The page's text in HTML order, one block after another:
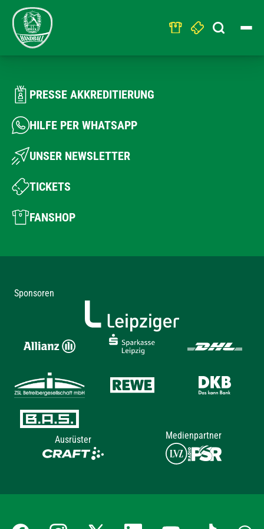
Search
for:
PRESSE AKKREDITIERUNG
HILFE PER WHATSAPP
UNSER NEWSLETTER
TICKETS
FANSHOP
Sponsoren
Ausrüster Medienpartner